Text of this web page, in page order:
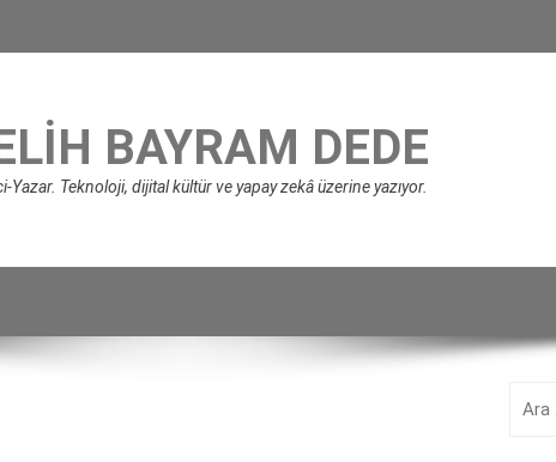
BAYRAM DEDE
Yazar. Teknoloji, dijital kültür ve yapay zekâ üzerine yazıyor.